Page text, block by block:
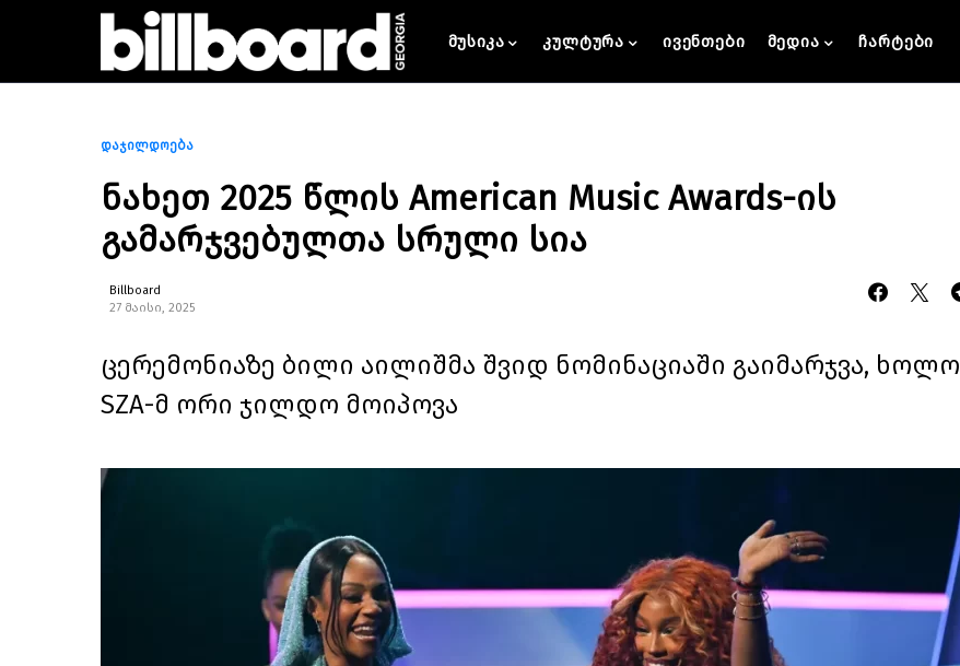
მუსიკა კულტურა ივენთები მედია ჩარტები
დაჯილდოება
ნახეთ 2025 წლის American Music Awards-ის
გამარჯვებულთა სრული სია
Billboard
27 მაისი, 2025
ცერემონიაზე ბილი აილიშმა შვიდ ნომინაციაში გაიმარჯვა, ხოლო
SZA-მ ორი ჯილდო მოიპოვა